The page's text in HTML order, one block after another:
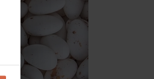
met